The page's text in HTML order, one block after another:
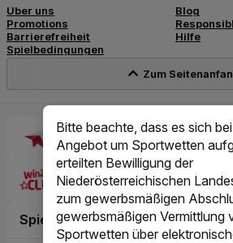
Bitte beachte, dass es sich
Angebot um Sportwetten
erteilten Bewilligung der
Niederösterreichischen
zum gewerbsmäßigen
gewerbsmäßigen Vermittlung
Sportwetten über